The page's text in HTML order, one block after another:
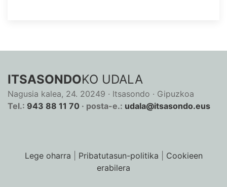
ITSASONDOKO UDALA
Nagusia kalea, 24. 20249 · Itsasondo · Gipuzkoa
Tel.: 943 88 11 70 · posta-e.: udala@itsasondo.eus
Lege oharra Pribatutasun-politika
Cookieen
erabilera